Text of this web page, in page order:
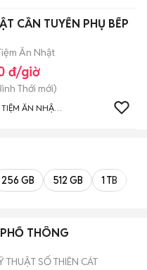
CẦN TUYỂN PHỤ BẾP
Ăn Nhật
đ/giờ
Thới mới)
ĂN NHẬT
256 GB 512 GB 1 TB
THÔNG
THUẬT SỐ THIÊN CÁT